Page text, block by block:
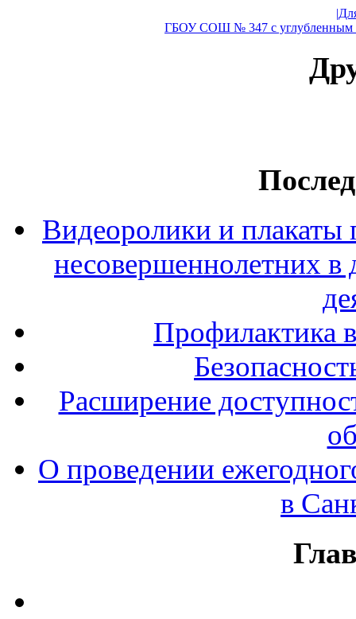
ГБОУ СОШ № 347 с углубленным
Видеоролики и плакаты
несовершеннолетних в
Профилактика
Расширение
О проведении
в